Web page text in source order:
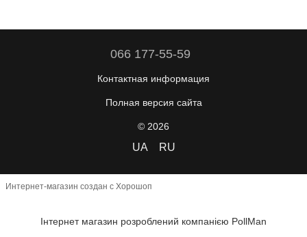
066 177-55-59
Контактная информация
Полная версия сайта
© 2026
UA RU
Интернет-магазин создан с Хорошоп
Інтернет магазин розроблений компанією PollMan